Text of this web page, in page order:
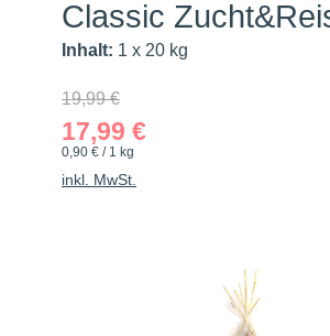
Classic
Inhalt: 1 x 20 kg
19,99 €
17,99 €
0,90 € / 1 kg
inkl. MwSt.